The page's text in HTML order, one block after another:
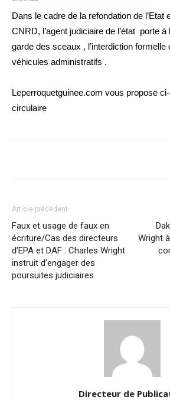
Dans le cadre de la refondation de l’Etat
CNRD, l’agent judiciaire de l’état porte
garde des sceaux , l’interdiction
véhicules administratifs .
Leperroquetguinee.com vous propose
circulaire
Article précédent
Faux et usage de faux en
écriture/Cas des directeurs
d’EPA et DAF : Charles Wright
instruit d’engager des
poursuites judiciaires
Wright
Directeur de